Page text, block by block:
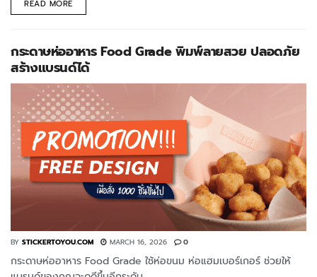
READ MORE
กระดาษห่ออาหาร Food Grade พิมพ์ลายสวย ปลอดภัย
สร้างแบรนด์ได้
BY STICKERTOYOU.COM MARCH 16, 2026 0
กระดาษห่ออาหาร Food Grade ใช้ห่อขนม ห่อแฮมเบอร์เกอร์ ช่วยให้